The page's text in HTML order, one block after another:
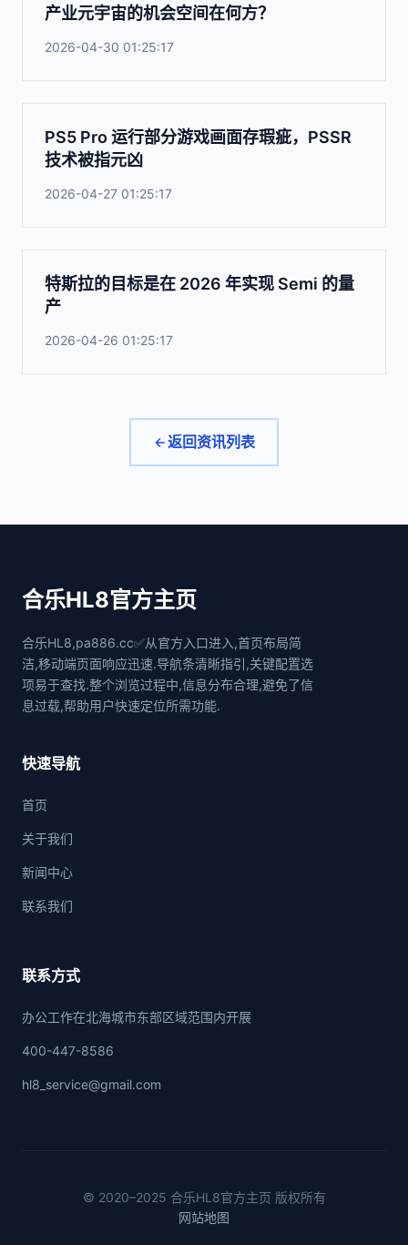
产业元宇宙的机会空间在何方？
2026-04-30 01:25:17
PS5 Pro 运行部分游戏画面存瑕疵，PSSR
技术被指元凶
2026-04-27 01:25:17
特斯拉的目标是在 2026 年实现 Semi 的量
产
2026-04-26 01:25:17
返回资讯列表
合乐HL8官方主页
合乐HL8,pa886.cc✅从官方入口进入,首页布局简
洁,移动端页面响应迅速.导航条清晰指引,关键配置选
项易于查找.整个浏览过程中,信息分布合理,避免了信
息过载,帮助用户快速定位所需功能.
快速导航
首页
关于我们
新闻中心
联系我们
联系方式
办公工作在北海城市东部区域范围内开展
400-447-8586
hl8_service@gmail.com
© 2020–2025 合乐HL8官方主页 版权所有
网站地图